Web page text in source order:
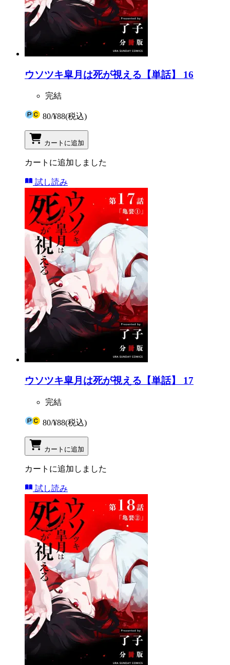
ウソツキ皐月は死が視える【単話】 16
完結
80/¥88(税込)
カートに追加
カートに追加しました
試し読み
ウソツキ皐月は死が視える【単話】 17
完結
80/¥88(税込)
カートに追加
カートに追加しました
試し読み